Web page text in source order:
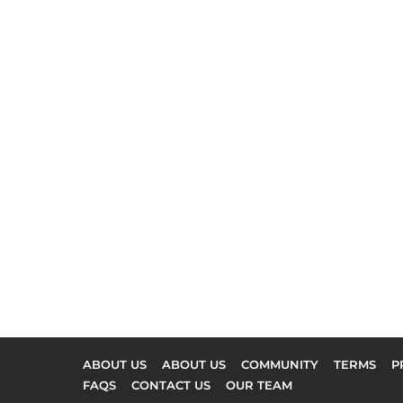
ABOUT US ABOUT US COMMUNITY TERMS
FAQS
CONTACT US OUR TEAM